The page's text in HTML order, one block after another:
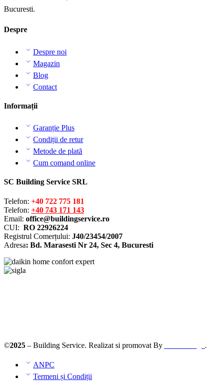
Bucuresti.
Despre
Despre noi
Magazin
Blog
Contact
Informații
Garanție Plus
Condiții de retur
Metode de plată
Cum comand online
SC Building Service SRL
Telefon: +40 722 775 181
Telefon: +40 743 171 143
Email: office@buildingservice.ro
CUI: RO 22926224
Registrul Comerțului: J40/23454/2007
Adresa: Bd. Marasesti Nr 24, Sec 4, Bucuresti
©2025 – Building Service. Realizat si promovat By .
ANPC
Termeni și Condiții